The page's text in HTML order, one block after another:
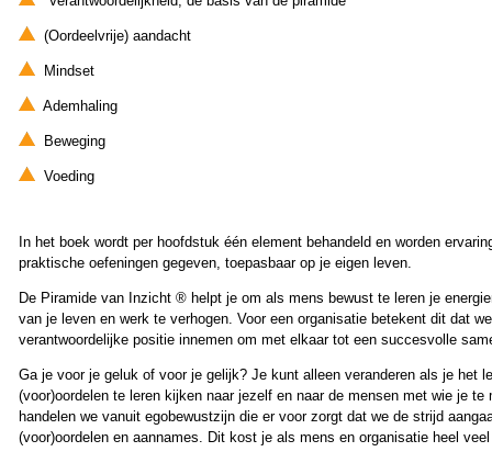
(Oordeelvrije) aandacht
Mindset
Ademhaling
Beweging
Voeding
In het boek wordt per hoofdstuk één element behandeld en worden
praktische oefeningen gegeven, toepasbaar op je eigen leven.
De Piramide van Inzicht ® helpt je om als mens bewust te leren je
van je leven en werk te verhogen. Voor een organisatie betekent dit dat
verantwoordelijke positie innemen om met elkaar tot een succesvolle
Ga je voor je geluk of voor je gelijk? Je kunt alleen veranderen als je het
(voor)oordelen te leren kijken naar jezelf en naar de mensen met wie je te
handelen we vanuit egobewustzijn die er voor zorgt dat we de strijd
(voor)oordelen en aannames. Dit kost je als mens en organisatie heel